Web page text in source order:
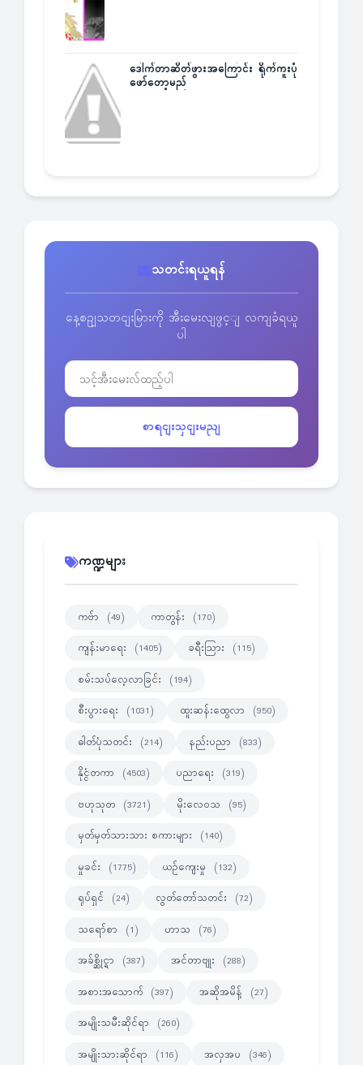
ဒေါက်တာဆိတ်ဖွားအကြောင်း ရိုက်ကူးပုံ
ဖော်တော့မည်
သတင်းရယူရန်
နေ့စဥျသတငျးမြားကို အီးမေးလျဖွင့ျ လကျခံရယူ
ပါ
စာရငျးသှငျးမညျ
ကဏ္ဍများ
ကဗ်ာ (49) ကာတွန်း (170)
ကျန်းမာရေး (1405) ခရီးသြား (115)
စမ်းသပ်လေ့လာခြင်း (194)
စီးပွားရေး (1031) ထူးဆန်းထွေလာ (950)
ဓါတ်ပုံသတင်း (214) နည်းပညာ (833)
နိုင္ငံတကာ (4503) ပညာရေး (319)
ဗဟုသုတ (3721) မိုးလေဝသ (95)
မှတ်မှတ်သားသား စကားများ (140)
မှုခင်း (1775) ယဉ်ကျေးမှု (132)
ရုပ်ရှင် (24) လွတ်တော်သတင်း (72)
သရော်စာ (1) ဟာသ (76)
အခ်စ္ဆိုင္ရာ (387) အင်တာဗျုး (288)
အစားအသောက် (397) အဆိုအမိန့် (27)
အမျိုးသမီးဆိုင်ရာ (260)
အမျိုးသားဆိုင်ရာ (116) အလှအပ (346)